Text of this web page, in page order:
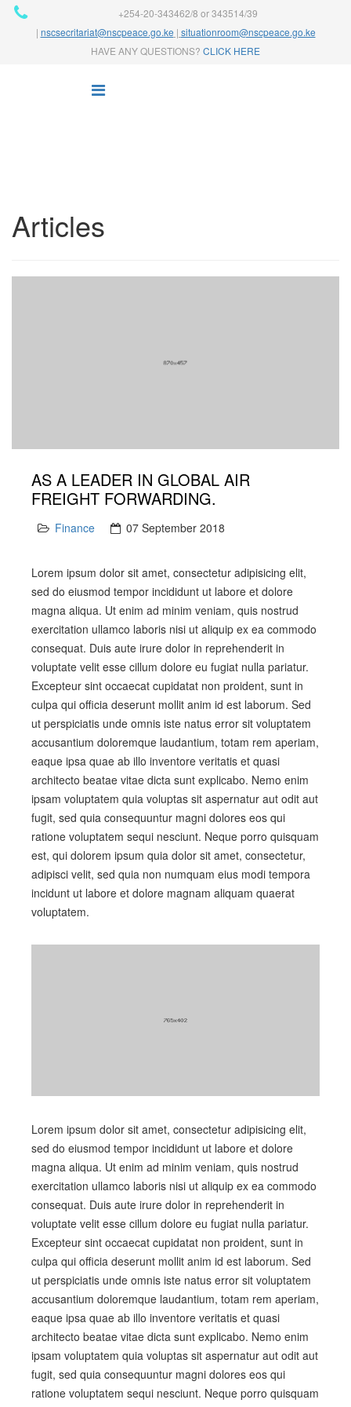
+254-20-343462/8 or 343514/39
| nscsecritariat@nscpeace.go.ke | situationroom@nscpeace.go.ke
HAVE ANY QUESTIONS? CLICK HERE
Articles
AS A LEADER IN GLOBAL AIR
FREIGHT FORWARDING.
Finance 07 September 2018
Lorem ipsum dolor sit amet, consectetur adipisicing elit,
sed do eiusmod tempor incididunt ut labore et dolore
magna aliqua. Ut enim ad minim veniam, quis nostrud
exercitation ullamco laboris nisi ut aliquip ex ea commodo
consequat. Duis aute irure dolor in reprehenderit in
voluptate velit esse cillum dolore eu fugiat nulla pariatur.
Excepteur sint occaecat cupidatat non proident, sunt in
culpa qui officia deserunt mollit anim id est laborum. Sed
ut perspiciatis unde omnis iste natus error sit voluptatem
accusantium doloremque laudantium, totam rem aperiam,
eaque ipsa quae ab illo inventore veritatis et quasi
architecto beatae vitae dicta sunt explicabo. Nemo enim
ipsam voluptatem quia voluptas sit aspernatur aut odit aut
fugit, sed quia consequuntur magni dolores eos qui
ratione voluptatem sequi nesciunt. Neque porro quisquam
est, qui dolorem ipsum quia dolor sit amet, consectetur,
adipisci velit, sed quia non numquam eius modi tempora
incidunt ut labore et dolore magnam aliquam quaerat
voluptatem.
Lorem ipsum dolor sit amet, consectetur adipisicing elit,
sed do eiusmod tempor incididunt ut labore et dolore
magna aliqua. Ut enim ad minim veniam, quis nostrud
exercitation ullamco laboris nisi ut aliquip ex ea commodo
consequat. Duis aute irure dolor in reprehenderit in
voluptate velit esse cillum dolore eu fugiat nulla pariatur.
Excepteur sint occaecat cupidatat non proident, sunt in
culpa qui officia deserunt mollit anim id est laborum. Sed
ut perspiciatis unde omnis iste natus error sit voluptatem
accusantium doloremque laudantium, totam rem aperiam,
eaque ipsa quae ab illo inventore veritatis et quasi
architecto beatae vitae dicta sunt explicabo. Nemo enim
ipsam voluptatem quia voluptas sit aspernatur aut odit aut
fugit, sed quia consequuntur magni dolores eos qui
ratione voluptatem sequi nesciunt. Neque porro quisquam